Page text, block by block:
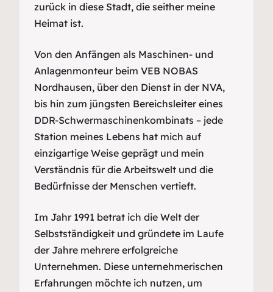
zurück in diese Stadt, die seither meine
Heimat ist.
Von den Anfängen als Maschinen- und
Anlagenmonteur beim VEB NOBAS
Nordhausen, über den Dienst in der NVA,
bis hin zum jüngsten Bereichsleiter eines
DDR-Schwermaschinenkombinats – jede
Station meines Lebens hat mich auf
einzigartige Weise geprägt und mein
Verständnis für die Arbeitswelt und die
Bedürfnisse der Menschen vertieft.
Im Jahr 1991 betrat ich die Welt der
Selbstständigkeit und gründete im Laufe
der Jahre mehrere erfolgreiche
Unternehmen. Diese unternehmerischen
Erfahrungen möchte ich nutzen, um